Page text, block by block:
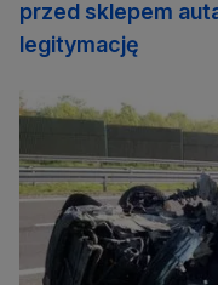
przed sklepem
legitymację